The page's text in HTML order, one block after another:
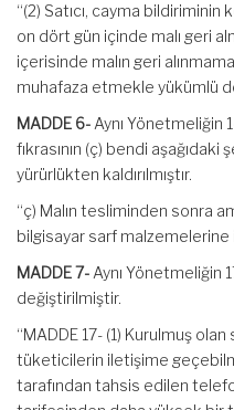
“(2) Satıcı, cayma
on dört gün içinde malı geri
içerisinde malın geri
muhafaza etmekle yükümlü
MADDE 6- Aynı Yönetmeliğin
fıkrasının (ç) bendi
yürürlükten kaldırılmıştır.
“ç) Malın tesliminden sonra
bilgisayar sarf malzemelerine
MADDE 7- Aynı Yönetmeliğin
değiştirilmiştir.
“MADDE 17- (1) Kurulmuş
tüketicilerin iletişime
tarafından tahsis edilen